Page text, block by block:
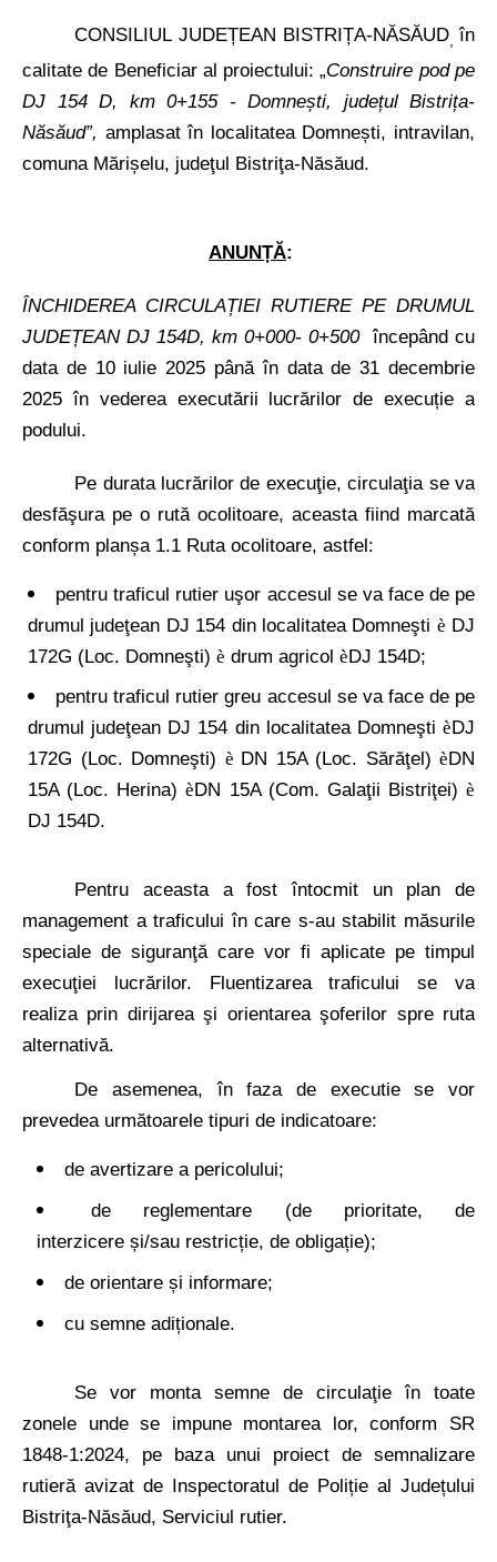
CONSILIUL JUDEȚEAN BISTRIȚA-NĂSĂUD, în
calitate de Beneficiar al proiectului: „Construire pod pe
DJ 154 D, km 0+155 - Domnești, județul Bistrița-
Năsăud”, amplasat în localitatea Domnești, intravilan,
comuna Mărișelu, judeţul Bistriţa-Năsăud.
ANUNȚĂ:
ÎNCHIDEREA CIRCULAȚIEI RUTIERE PE DRUMUL
JUDEȚEAN DJ 154D, km 0+000- 0+500începând cu
data de 10 iulie 2025 până în data de 31 decembrie
2025 în vederea executării lucrărilor de execuție a
podului.
Pe durata lucrărilor de execuţie, circulaţia se va
desfăşura pe o rută ocolitoare, aceasta fiind marcată
conform planșa 1.1 Ruta ocolitoare, astfel:
pentru traficul rutier uşor accesul se va face de pe
drumul judeţean DJ 154 din localitatea Domneşti è DJ
172G (Loc. Domneşti) è drum agricol èDJ 154D;
pentru traficul rutier greu accesul se va face de pe
drumul judeţean DJ 154 din localitatea Domneşti èDJ
172G (Loc. Domneşti) è DN 15A (Loc. Sărăţel) èDN
15A (Loc. Herina)èDN 15A (Com. Galaţii Bistriţei) è
DJ 154D.
Pentru aceasta a fost întocmit un plan de
management a traficului în care s-au stabilit măsurile
speciale de siguranţă care vor fi aplicate pe timpul
execuţiei lucrărilor. Fluentizarea traficului se va
realiza prin dirijarea şi orientarea şoferilor spre ruta
alternativă.
De asemenea, în faza de executie se vor
prevedea următoarele tipuri de indicatoare:
de avertizare a pericolului;
de reglementare (de prioritate, de
interzicere și/sau restricție, de obligație);
de orientare și informare;
cu semne adiționale.
Se vor monta semne de circulaţie în toate
zonele unde se impune montarea lor, conform SR
1848-1:2024, pe baza unui proiect de semnalizare
rutieră avizat de Inspectoratul de Poliție al Județului
Bistriţa-Năsăud, Serviciul rutier.